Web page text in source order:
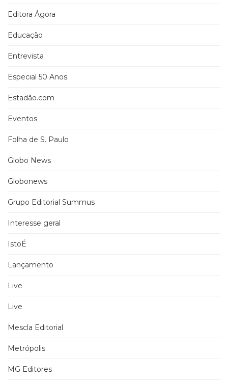
Editora Ágora
Educação
Entrevista
Especial 50 Anos
Estadão.com
Eventos
Folha de S. Paulo
Globo News
Globonews
Grupo Editorial Summus
Interesse geral
IstoÉ
Lançamento
Live
Live
Mescla Editorial
Metrópolis
MG Editores